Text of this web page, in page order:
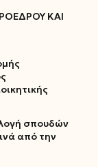
ΚΑΙ
σπουδών
από την